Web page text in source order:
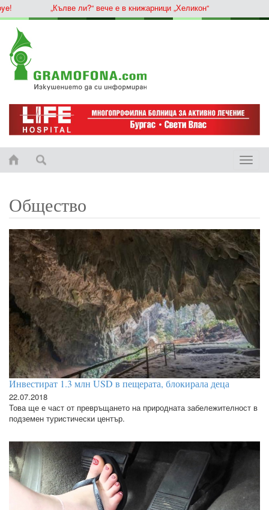
„Кълве ли?“ вече е в книжарници „Хеликон“
Toggle
Общество
Инвестират 1.3 млн USD в пещерата, блокирала деца
22.07.2018
Това ще е част от превръщането на природната забележителност в
подземен туристически център.